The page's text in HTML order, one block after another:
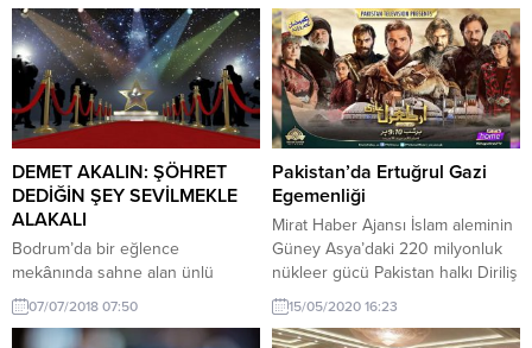
DEMET AKALIN: ŞÖHRET
DEDİĞİN ŞEY SEVİLMEKLE
ALAKALI
Bodrum’da bir eğlence
mekânında sahne alan ünlü
popçu Demet Akalın,kızı Hira’nın
oyuncu olmasını istediğini ve
oyunculukta çok yetenekli
07/07/2018 07:50
Pakistan’da Ertuğrul Gazi
Egemenliği
Mirat Haber Ajansı İslam aleminin
Güney Asya’daki 220 milyonluk
nükleer gücü Pakistan halkı Diriliş
Ertuğrul dizisine kilitlendi.
Osmanlı devleti kurulmadan
önceki dönemde Anadolu’daki
15/05/2020 16:23